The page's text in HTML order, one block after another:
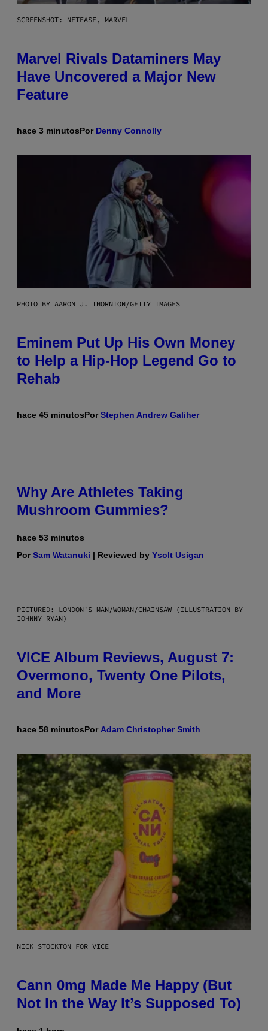
SCREENSHOT: NETEASE, MARVEL
Marvel Rivals Dataminers May
Have Uncovered a Major New
Feature
hace 3 minutosPor Denny Connolly
PHOTO BY AARON J. THORNTON/GETTY IMAGES
Eminem Put Up His Own Money
to Help a Hip-Hop Legend Go to
Rehab
hace 45 minutosPorStephen Andrew Galiher
Why Are Athletes Taking
Mushroom Gummies?
hace 53 minutos
PorSam Watanuki | Reviewed by Ysolt Usigan
PICTURED: LONDON'S MAN/WOMAN/CHAINSAW (ILLUSTRATION BY
JOHNNY RYAN)
VICE Album Reviews, August 7:
Overmono, Twenty One Pilots,
and More
hace 58 minutosPor Adam Christopher Smith
NICK STOCKTON FOR VICE
Cann 0mg Made Me Happy (But
Not In the Way It’s Supposed To)